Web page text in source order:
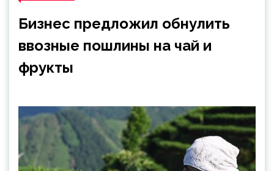
Бизнес предложил обнулить
ввозные пошлины на чай и
фрукты